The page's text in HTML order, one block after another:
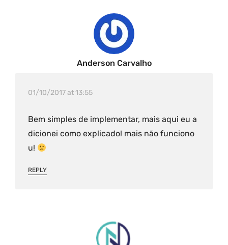
Anderson Carvalho
01/10/2017 at 13:55
Bem simples de implementar, mais aqui eu a
dicionei como explicado! mais não funciono
u!
REPLY